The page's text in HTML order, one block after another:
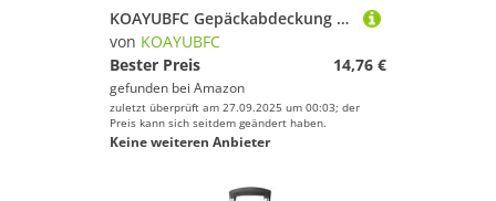
KOAYUBFC Gepäckabdeckung mit niedlicher Eule, TSA-zugelassen, elastisch, waschbar, Anzug, kratzfest, Reisegepäck, Koffer-Schutz, passend für, Eulenmotiv, M, Kofferhülle
von KOAYUBFC
Bester Preis
14,76 €
gefunden bei Amazon
zuletzt überprüft am 27.09.2025 um 00:03; der
Preis kann sich seitdem geändert haben.
Keine weiteren Anbieter